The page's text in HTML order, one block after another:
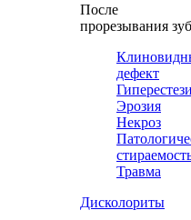
После
прорезывания
дефект
Эрозия
Некроз
Травма
Дисколориты